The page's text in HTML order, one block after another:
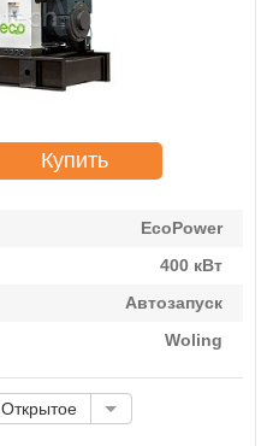
Купить
EcoPower
400 кВт
Автозапуск
Woling
Открытое